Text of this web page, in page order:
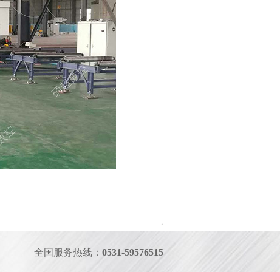
全国服务热线： 0531-59576515